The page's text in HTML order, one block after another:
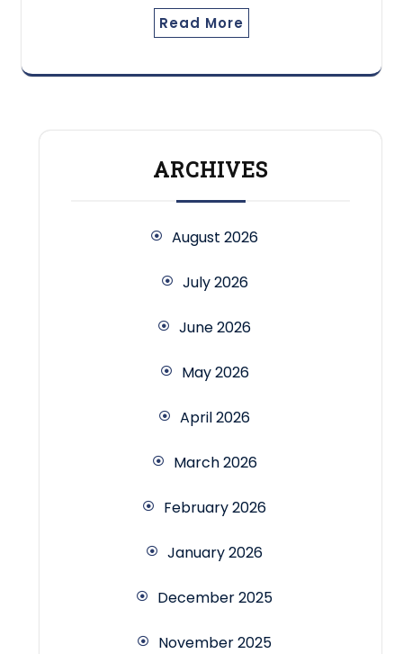
Read More
ARCHIVES
August 2026
July 2026
June 2026
May 2026
April 2026
March 2026
February 2026
January 2026
December 2025
November 2025